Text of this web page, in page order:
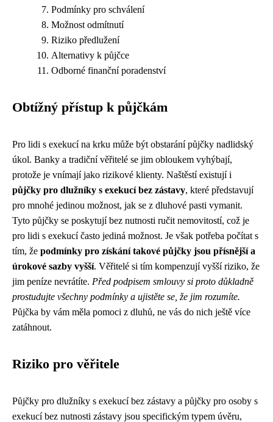
Podmínky pro schválení
Možnost odmítnutí
Riziko předlužení
Alternativy k půjčce
Odborné finanční poradenství
Obtížný přístup k půjčkám
Pro lidi s exekucí na krku může být obstarání půjčky nadlidský
úkol. Banky a tradiční věřitelé se jim obloukem vyhýbají,
protože je vnímají jako rizikové klienty. Naštěstí existují i ​​
půjčky pro dlužníky s exekucí bez zástavy, které představují
pro mnohé jedinou možnost, jak se z dluhové pasti vymanit.
Tyto půjčky se poskytují bez nutnosti ručit nemovitostí, což je
pro lidi s exekucí často jediná možnost. Je však potřeba počítat s
tím, že podmínky pro získání takové půjčky jsou přísnější a
úrokové sazby vyšší. Věřitelé si tím kompenzují vyšší riziko, že
jim peníze nevrátíte. Před podpisem smlouvy si proto důkladně
prostudujte všechny podmínky a ujistěte se, že jim rozumíte.
Půjčka by vám měla pomoci z dluhů, ne vás do nich ještě více
zatáhnout.
Riziko pro věřitele
Půjčky pro dlužníky s exekucí bez zástavy a půjčky pro osoby s
exekucí bez nutnosti zástavy jsou specifickým typem úvěru,